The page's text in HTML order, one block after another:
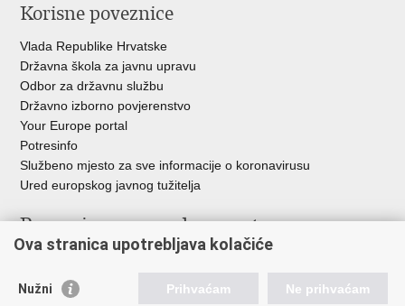
Korisne poveznice
Vlada Republike Hrvatske
Državna škola za javnu upravu
Odbor za državnu službu
Državno izborno povjerenstvo
Your Europe portal
Potresinfo
Službeno mjesto za sve informacije o koronavirusu
Ured europskog javnog tužitelja
Poveznice pravosudnog sustava
Državno odvjetništvo
Ured za suzbijanje korupcije i organiziranog kriminaliteta
Ova stranica upotrebljava kolačiće
Nužni Prihvaćam Ne prihvaćam